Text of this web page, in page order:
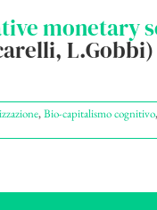
monetary
L.Gobbi)
,Bio-capitalismo cognitivo,